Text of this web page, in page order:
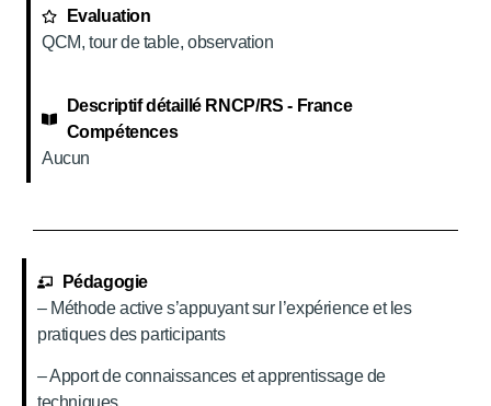
Evaluation
QCM, tour de table, observation
Descriptif détaillé RNCP/RS - France
Compétences
Aucun
Pédagogie
– Méthode active s’appuyant sur l’expérience et les
pratiques des participants
– Apport de connaissances et apprentissage de